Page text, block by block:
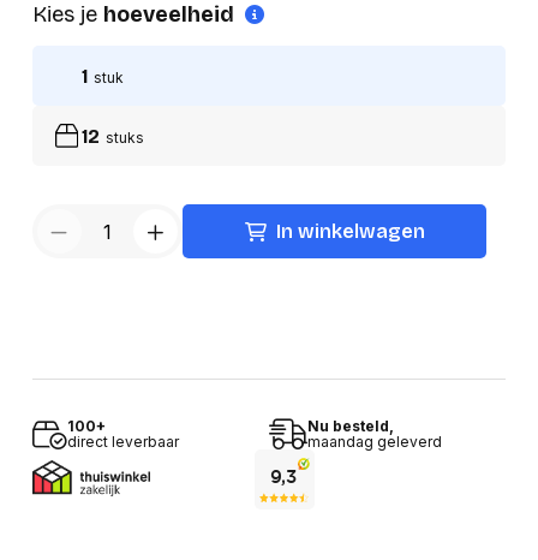
Kies je hoeveelheid
1 stuk
12 stuks
In winkelwagen
100+
direct leverbaar
Nu besteld,
maandag geleverd